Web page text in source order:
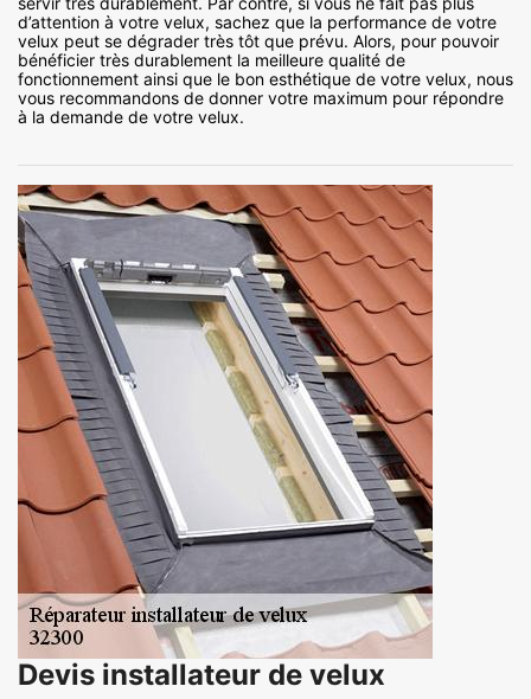
d’attention à votre velux, sachez que la performance de votre
velux peut se dégrader très tôt que prévu. Alors, pour pouvoir
bénéficier très durablement la meilleure qualité de
fonctionnement ainsi que le bon esthétique de votre velux, nous
vous recommandons de donner votre maximum pour répondre
à la demande de votre velux.
Devis installateur de velux